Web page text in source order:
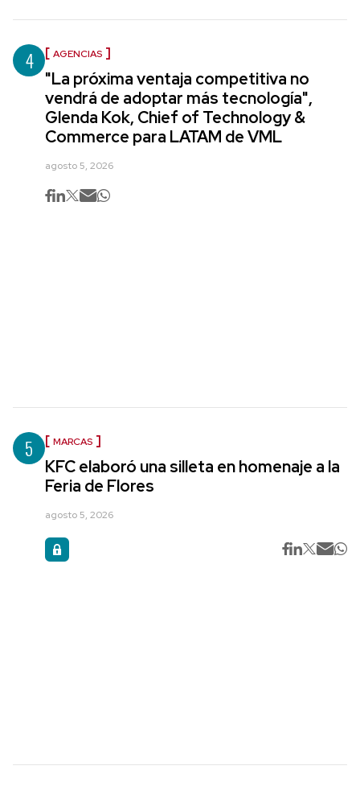
4 AGENCIAS
"La próxima ventaja competitiva no
vendrá de adoptar más tecnología",
Glenda Kok, Chief of Technology &
Commerce para LATAM de VML
agosto 5, 2026
5 MARCAS
KFC elaboró una silleta en homenaje a la
Feria de Flores
agosto 5, 2026